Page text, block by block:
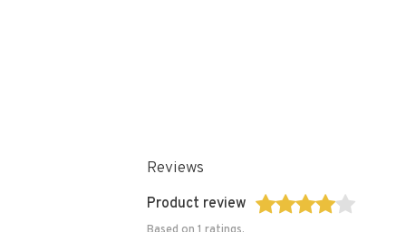
Reviews
Product review